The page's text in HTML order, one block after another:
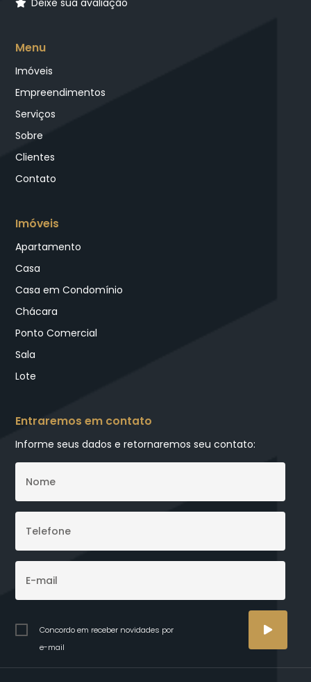
Deixe sua avaliação
Menu
Imóveis
Empreendimentos
Serviços
Sobre
Clientes
Contato
Imóveis
Apartamento
Casa
Casa em Condomínio
Chácara
Ponto Comercial
Sala
Lote
Entraremos em contato
Informe seus dados e retornaremos seu contato:
Concordo em receber novidades por
e-mail